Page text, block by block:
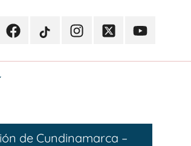
FacebookTikTokInstagramTwitterYoutube
de Cundinamarca –